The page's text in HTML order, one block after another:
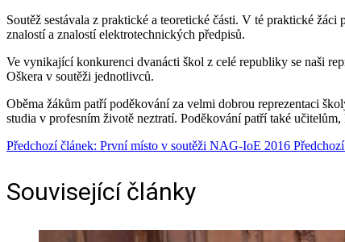
Soutěž sestávala z praktické a teoretické části. V té praktické
znalostí a znalostí elektrotechnických předpisů.
Ve vynikající konkurenci dvanácti škol z celé republiky se naši
Oškera v soutěži jednotlivců.
Oběma žákům patří poděkování za velmi dobrou reprezentaci
studia v profesním životě neztratí. Poděkování patří také
Předchozí článek: První místo v soutěži NAG-IoE 2016 Předchozí
Související články